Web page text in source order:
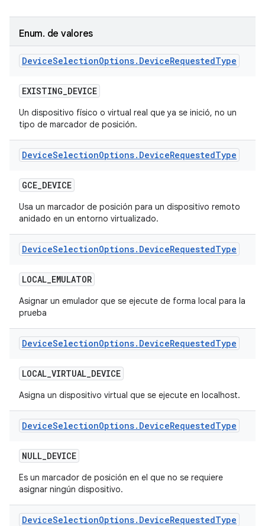
Enum. de valores
DeviceSelectionOptions. DeviceRequestedType
EXISTING_DEVICE
Un dispositivo físico o virtual real que ya se inició, no un
tipo de marcador de posición.
DeviceSelectionOptions. DeviceRequestedType
GCE_DEVICE
Usa un marcador de posición para un dispositivo remoto
anidado en un entorno virtualizado.
DeviceSelectionOptions. DeviceRequestedType
LOCAL_EMULATOR
Asignar un emulador que se ejecute de forma local para la
prueba
DeviceSelectionOptions. DeviceRequestedType
LOCAL_VIRTUAL_DEVICE
Asigna un dispositivo virtual que se ejecute en localhost.
DeviceSelectionOptions. DeviceRequestedType
NULL_DEVICE
Es un marcador de posición en el que no se requiere
asignar ningún dispositivo.
DeviceSelectionOptions. DeviceRequestedType